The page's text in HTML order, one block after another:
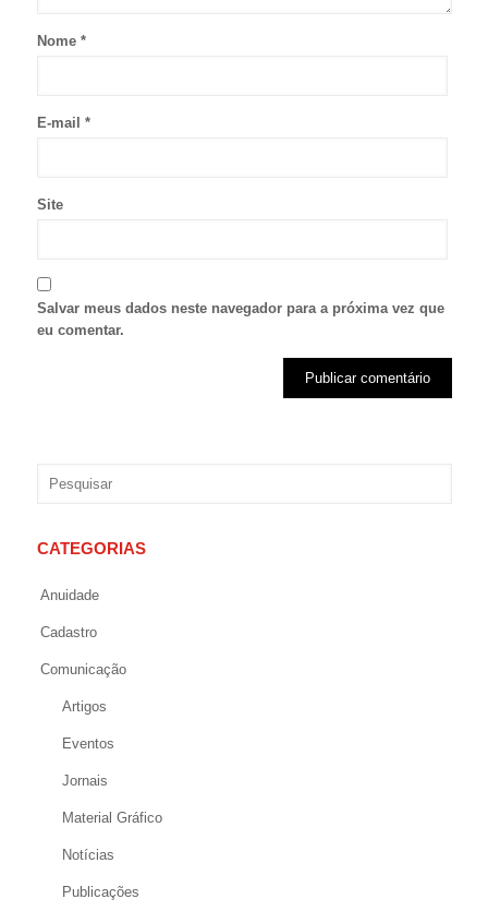
Nome *
E-mail *
Site
Salvar meus dados neste navegador para a próxima vez que
eu comentar.
CATEGORIAS
Anuidade
Cadastro
Comunicação
Artigos
Eventos
Jornais
Material Gráfico
Notícias
Publicações